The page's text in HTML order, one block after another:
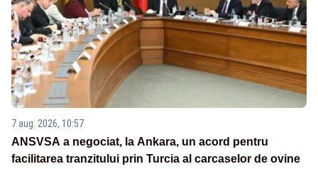
7 aug. 2026, 10:57
ANSVSA a negociat, la Ankara, un acord pentru
facilitarea tranzitului prin Turcia al carcaselor de ovine